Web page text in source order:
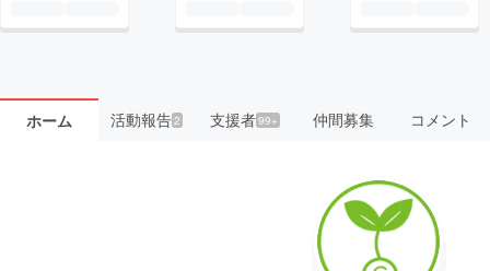
ホーム 活動報告2 支援者99+ 仲間募集 コメント